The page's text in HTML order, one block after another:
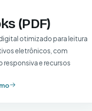
(PDF)
otimizado para leitura
eletrônicos, com
e recursos